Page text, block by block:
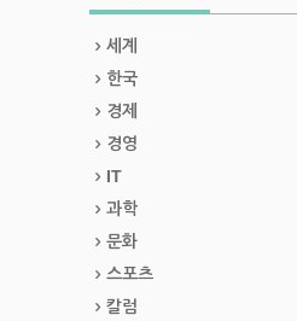
세계
한국
경제
경영
IT
과학
문화
스포츠
칼럼